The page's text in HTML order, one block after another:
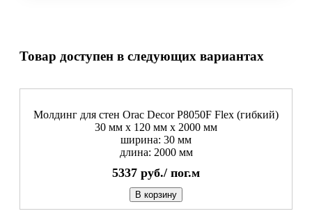
Товар доступен в следующих вариантах
Молдинг для стен Orac Decor P8050F Flex (гибкий)
30 мм х 120 мм х 2000 мм
ширина: 30 мм
длина: 2000 мм
5337 руб./ пог.м
В корзину